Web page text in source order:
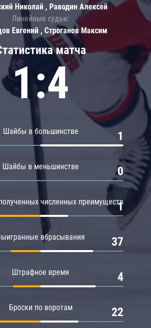
матча
1:4
Шайбы в большинстве 1
Шайбы в меньшинстве 0
численных преимуществ
1
вбрасывания 37
Штрафное время 4
Броски по воротам 22
Николай , Раводин Алексей
Линейные судьи:
Евгений , Строганов Максим